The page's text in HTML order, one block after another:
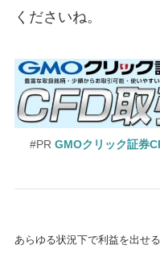
くださいね。
#PR GMOクリック証券
あらゆる状況下で利益を出せる